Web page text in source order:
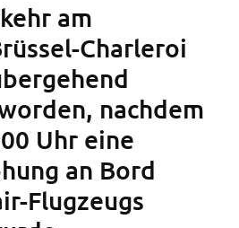
am
Charleroi
nachdem
Uhr eine
an Bord
Flugzeugs